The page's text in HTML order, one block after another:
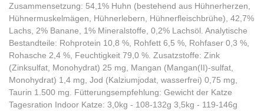
Zusammensetzung: 54,1% Huhn (bestehend aus Hühnerherzen,
Hühnermuskelmägen, Hühnerlebern, Hühnerfleischbrühe), 42,7%
Lachs, 2% Banane, 1% Mineralstoffe, 0,2% Lachsöl. Analytische
Bestandteile: Rohprotein 10,8 %, Rohfett 6,5 %, Rohfaser 0,3 %,
Rohasche 2,4 %, Feuchtigkeit 79,0 %. Zusatzstoffe: Zink
(Zinksulfat, Monohydrat) 25 mg, Mangan (Mangan(II)-sulfat,
Monohydrat) 1,4 mg, Jod (Kalziumjodat, wasserfrei) 0,75 mg,
Taurin 1.500 mg. Fütterungsempfehlung: Gewicht der Katze
Tagesration Indoor Katze: 3,0kg - 108-132g 3,5kg - 119-146g